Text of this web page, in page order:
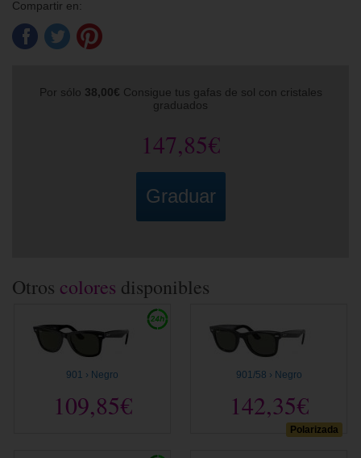
Compartir en:
Por sólo 38,00€ Consigue tus gafas de sol con cristales
graduados
147,85€
Graduar
Otros colores disponibles
901 › Negro
109,85€
Polarizada
901/58 › Negro
142,35€